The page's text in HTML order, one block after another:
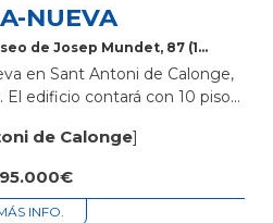
NUEVA
de Josep Mundet, 87 (1º
en Sant Antoni de Calonge,
edificio contará con 10 pisos
de Calonge]
INFO.